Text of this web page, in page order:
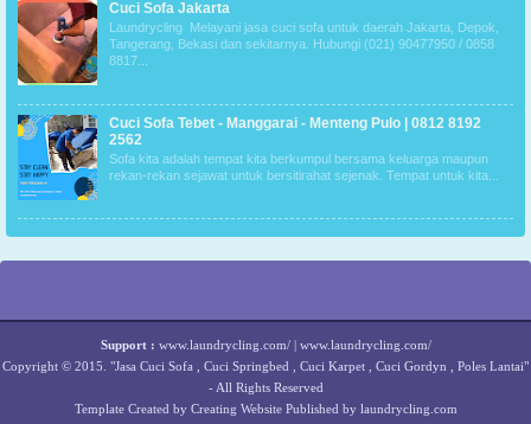
Cuci Sofa Jakarta
Laundrycling Melayani jasa cuci sofa untuk daerah Jakarta, Depok,
Tangerang, Bekasi dan sekitarnya. Hubungi (021) 90477950 / 0858
8817...
Cuci Sofa Tebet - Manggarai - Menteng Pulo | 0812 8192
2562
Sofa kita adalah tempat kita berkumpul bersama keluarga maupun
rekan-rekan sejawat untuk bersitirahat sejenak. Tempat untuk kita...
Support : www.laundrycling.com/| www.laundrycling.com/
Copyright © 2015. "Jasa Cuci Sofa , Cuci Springbed , Cuci Karpet , Cuci Gordyn , Poles Lantai"
- All Rights Reserved
Template Created by Creating WebsitePublished by laundrycling.com